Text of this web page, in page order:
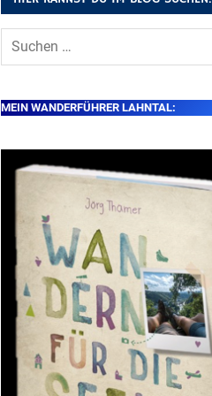
MEIN WANDERFÜHRER LAHNTAL: